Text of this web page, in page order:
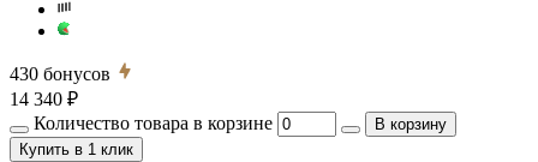
430 бонусов
14 340 ₽
Количество товара в корзине
В корзину
Купить в 1 клик